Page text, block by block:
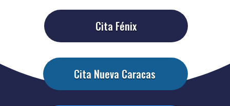
Cita Fénix
Cita Nueva Caracas